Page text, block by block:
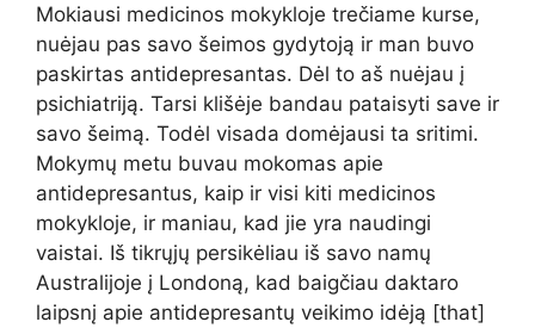
Mokiausi medicinos mokykloje trečiame kurse,
nuėjau pas savo šeimos gydytoją ir man buvo
paskirtas antidepresantas. Dėl to aš nuėjau į
psichiatriją. Tarsi klišėje bandau pataisyti save ir
savo šeimą. Todėl visada domėjausi ta sritimi.
Mokymų metu buvau mokomas apie
antidepresantus, kaip ir visi kiti medicinos
mokykloje, ir maniau, kad jie yra naudingi
vaistai. Iš tikrųjų persikėliau iš savo namų
Australijoje į Londoną, kad baigčiau daktaro
laipsnį apie antidepresantų veikimo idėją [that]